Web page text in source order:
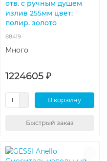
отв. с ручным душем
излив 255мм цвет:
полир. золото
88419
Много
1224605 ₽
В корзину
Быстрый заказ